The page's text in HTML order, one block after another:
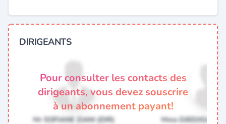
DIRIGEANTS
Pour consulter les contacts des
dirigeants, vous devez souscrire
à un abonnement payant!